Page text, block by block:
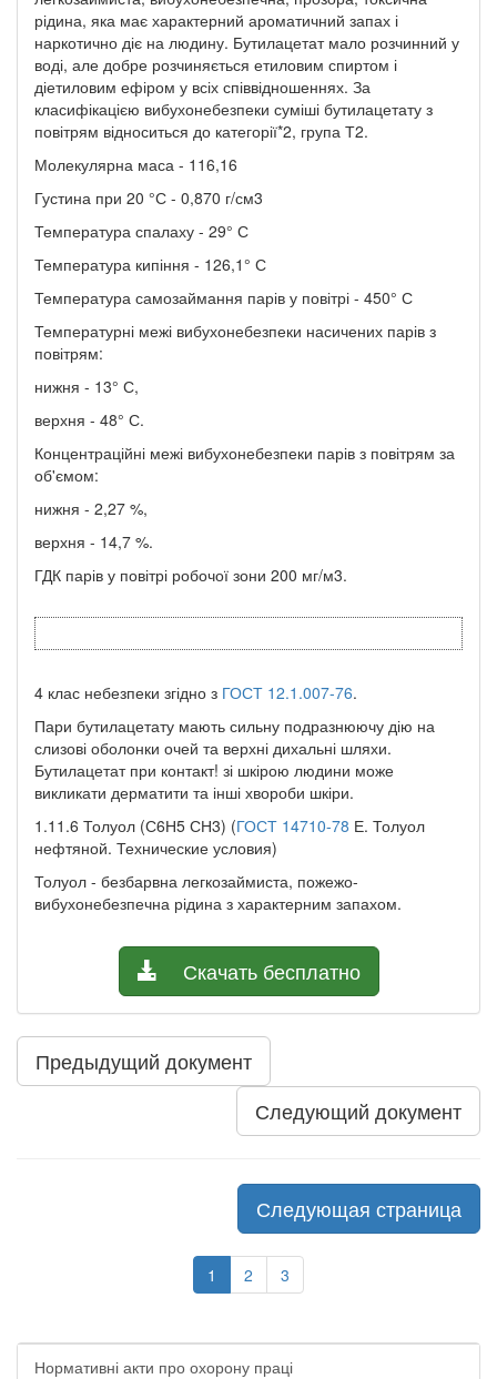
рідина, яка має характерний ароматичний запах і
наркотично діє на людину. Бутилацетат мало розчинний у
воді, але добре розчиняється етиловим спиртом і
діетиловим ефіром у всіх співвідношеннях. За
класифікацією вибухонебезпеки суміші бутилацетату з
повітрям відноситься до категорії*2, група Т2.
Молекулярна маса - 116,16
Густина при 20 °С - 0,870 г/см3
Температура спалаху - 29° С
Температура кипіння - 126,1° С
Температура самозаймання парів у повітрі - 450° С
Температурні межі вибухонебезпеки насичених парів з
повітрям:
нижня - 13° С,
верхня - 48° С.
Концентраційні межі вибухонебезпеки парів з повітрям за
об'ємом:
нижня - 2,27 %,
верхня - 14,7 %.
ГДК парів у повітрі робочої зони 200 мг/м3.
4 клас небезпеки згідно з ГОСТ 12.1.007-76.
Пари бутилацетату мають сильну подразнюючу дію на
слизові оболонки очей та верхні дихальні шляхи.
Бутилацетат при контакт! зі шкірою людини може
викликати дерматити та інші хвороби шкіри.
1.11.6 Толуол (С6Н5 СН3) (ГОСТ 14710-78 Е. Толуол
нефтяной. Технические условия)
Толуол - безбарвна легкозаймиста, пожежо-
вибухонебезпечна рідина з характерним запахом.
Скачать бесплатно
Предыдущий документ
Следующий документ
Следующая страница
1 2 3
Нормативні акти про охорону праці